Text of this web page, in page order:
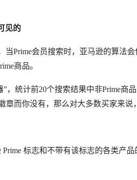
见的
当Prime会员搜索时，亚马逊的算法
商品。
，统计前20个搜索结果中非Prime商
章而你没有，那么对大多数买家来说
标志和不带有该标志的各类产品